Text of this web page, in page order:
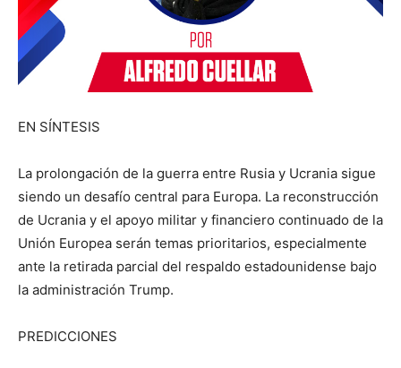
EN SÍNTESIS
La prolongación de la guerra entre Rusia y Ucrania sigue
siendo un desafío central para Europa. La reconstrucción
de Ucrania y el apoyo militar y financiero continuado de la
Unión Europea serán temas prioritarios, especialmente
ante la retirada parcial del respaldo estadounidense bajo
la administración Trump.
PREDICCIONES